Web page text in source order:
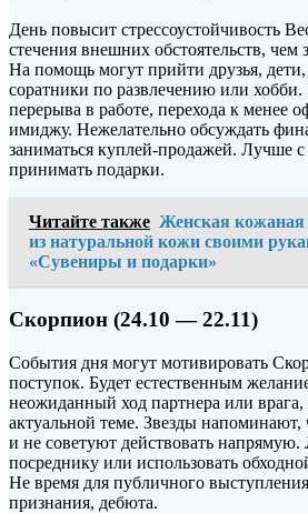
День повысит стрессоустойчивость
стечения внешних обстоятельств, чем
На помощь могут прийти друзья,
соратники по развлечению или
перерыва в работе, перехода к менее
имиджу. Нежелательно обсуждать
заниматься куплей-продажей. Лучше
принимать подарки.
Читайте также Женская кожаная
из натуральной кожи своими
«Сувениры и подарки»
Скорпион (24.10 — 22.11)
События дня могут мотивировать
поступок. Будет естественным
неожиданный ход партнера или
актуальной теме. Звезды напоминают,
и не советуют действовать напрямую.
посреднику или использовать
Не время для публичного
признания, дебюта.